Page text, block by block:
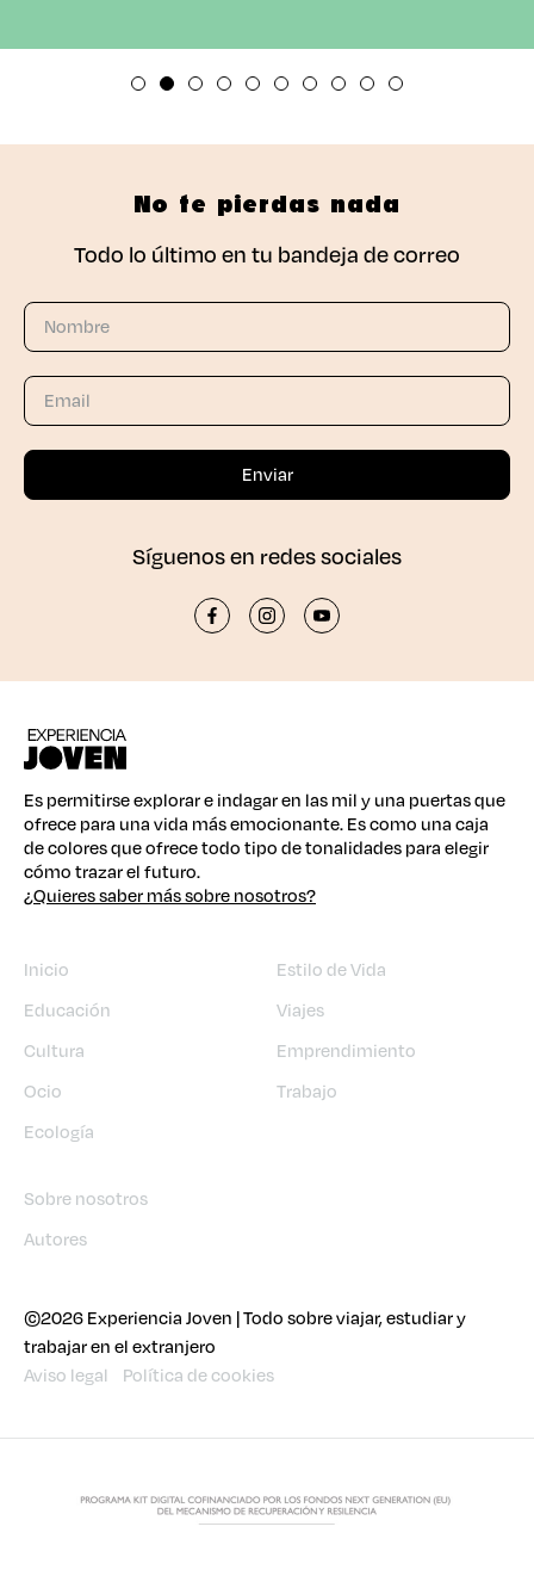
No te pierdas nada
Todo lo último en tu bandeja de correo
Síguenos en redes sociales
Es permitirse explorar e indagar en las mil y una puertas que
ofrece para una vida más emocionante. Es como una caja
de colores que ofrece todo tipo de tonalidades para elegir
cómo trazar el futuro.
¿Quieres saber más sobre nosotros?
Inicio
Educación
Cultura
Ocio
Ecología
Estilo de Vida
Viajes
Emprendimiento
Trabajo
Sobre nosotros
Autores
©2026 Experiencia Joven | Todo sobre viajar, estudiar y
trabajar en el extranjero
Aviso legal
Política de cookies